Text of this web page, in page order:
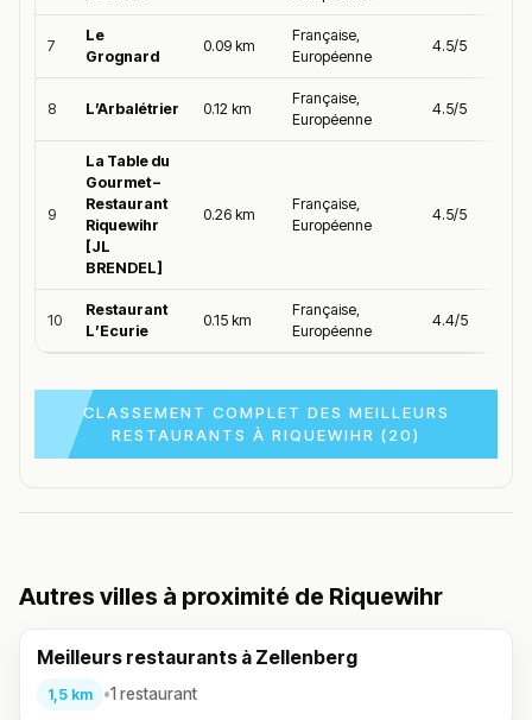
7
Le
Grognard
0.09 km
Française,
Européenne
4.5/5
8 L’Arbalétrier 0.12 km
Française,
Européenne
4.5/5
9
La Table du
Gourmet –
Restaurant
Riquewihr
[JL
BRENDEL]
0.26 km
Française,
Européenne
4.5/5
10
Restaurant
L’Ecurie
0.15 km
Française,
Européenne
4.4/5
CLASSEMENT COMPLET DES MEILLEURS
RESTAURANTS À RIQUEWIHR (20)
Autres villes à proximité de Riquewihr
Meilleurs restaurants à Zellenberg
1,5 km •1 restaurant